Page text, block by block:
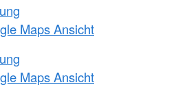
Maps Ansicht
Maps Ansicht